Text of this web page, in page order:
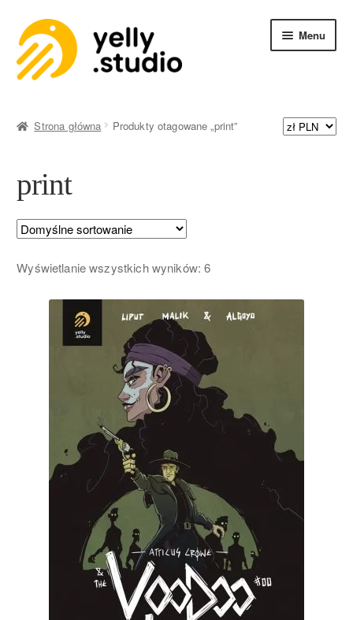
Menu
Strona główna Produkty otagowane „print”
print
Wyświetlanie wszystkich wyników: 6